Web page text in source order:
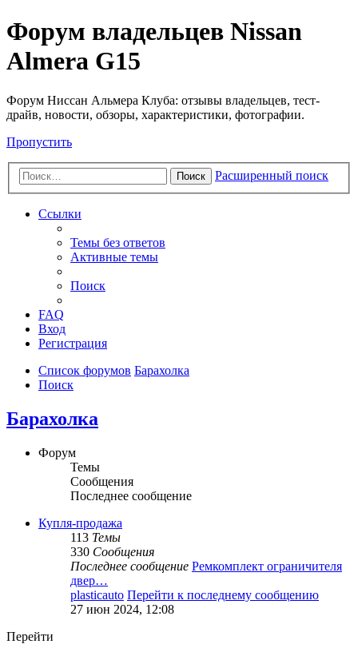
Форум владельцев Nissan
Almera G15
Форум Ниссан Альмера Клуба: отзывы владельцев, тест-
драйв, новости, обзоры, характеристики, фотографии.
Пропустить
Поиск Расширенный поиск
Ссылки
Темы без ответов
Активные темы
Поиск
FAQ
Вход
Регистрация
Список форумов Барахолка
Поиск
Барахолка
Форум
Темы
Сообщения
Последнее сообщение
Купля-продажа
113 Темы
330 Сообщения
Последнее сообщение Ремкомплект ограничителя
двер…
plasticauto Перейти к последнему сообщению
27 июн 2024, 12:08
Перейти